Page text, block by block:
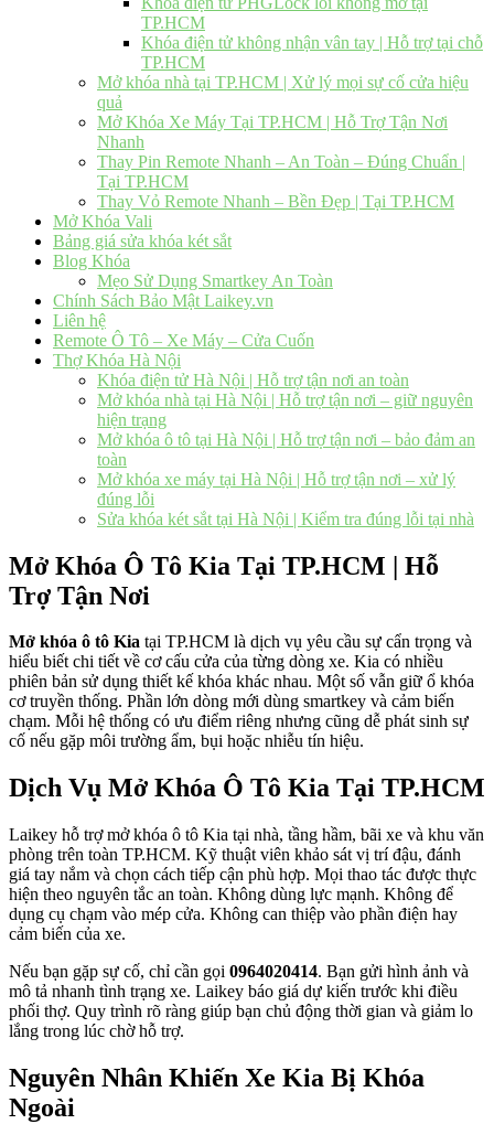
TP.HCM
Khóa điện tử không nhận vân tay | Hỗ trợ tại chỗ
TP.HCM
Mở khóa nhà tại TP.HCM | Xử lý mọi sự cố cửa hiệu
quả
Mở Khóa Xe Máy Tại TP.HCM | Hỗ Trợ Tận Nơi
Nhanh
Thay Pin Remote Nhanh – An Toàn – Đúng Chuẩn |
Tại TP.HCM
Thay Vỏ Remote Nhanh – Bền Đẹp | Tại TP.HCM
Mở Khóa Vali
Bảng giá sửa khóa két sắt
Blog Khóa
Mẹo Sử Dụng Smartkey An Toàn
Chính Sách Bảo Mật Laikey.vn
Liên hệ
Remote Ô Tô – Xe Máy – Cửa Cuốn
Thợ Khóa Hà Nội
Khóa điện tử Hà Nội | Hỗ trợ tận nơi an toàn
Mở khóa nhà tại Hà Nội | Hỗ trợ tận nơi – giữ nguyên
hiện trạng
Mở khóa ô tô tại Hà Nội | Hỗ trợ tận nơi – bảo đảm an
toàn
Mở khóa xe máy tại Hà Nội | Hỗ trợ tận nơi – xử lý
đúng lỗi
Sửa khóa két sắt tại Hà Nội | Kiểm tra đúng lỗi tại nhà
Mở Khóa Ô Tô Kia Tại TP.HCM | Hỗ
Trợ Tận Nơi
Mở khóa ô tô Kia tại TP.HCM là dịch vụ yêu cầu sự cẩn trọng và
hiểu biết chi tiết về cơ cấu cửa của từng dòng xe. Kia có nhiều
phiên bản sử dụng thiết kế khóa khác nhau. Một số vẫn giữ ổ khóa
cơ truyền thống. Phần lớn dòng mới dùng smartkey và cảm biến
chạm. Mỗi hệ thống có ưu điểm riêng nhưng cũng dễ phát sinh sự
cố nếu gặp môi trường ẩm, bụi hoặc nhiễu tín hiệu.
Dịch Vụ Mở Khóa Ô Tô Kia Tại TP.HCM
Laikey hỗ trợ mở khóa ô tô Kia tại nhà, tầng hầm, bãi xe và khu văn
phòng trên toàn TP.HCM. Kỹ thuật viên khảo sát vị trí đậu, đánh
giá tay nắm và chọn cách tiếp cận phù hợp. Mọi thao tác được thực
hiện theo nguyên tắc an toàn. Không dùng lực mạnh. Không để
dụng cụ chạm vào mép cửa. Không can thiệp vào phần điện hay
cảm biến của xe.
Nếu bạn gặp sự cố, chỉ cần gọi 0964020414. Bạn gửi hình ảnh và
mô tả nhanh tình trạng xe. Laikey báo giá dự kiến trước khi điều
phối thợ. Quy trình rõ ràng giúp bạn chủ động thời gian và giảm lo
lắng trong lúc chờ hỗ trợ.
Nguyên Nhân Khiến Xe Kia Bị Khóa
Ngoài